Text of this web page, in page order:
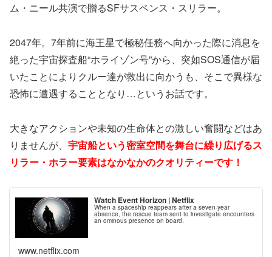
ム・ニール共演で贈るSFサスペンス・スリラー。
2047年。7年前に海王星で極秘任務へ向かった際に消息を
絶った宇宙探査船“ホライゾン号”から、突如SOS通信が届
いたことによりクルー達が救出に向かうも、そこで異様な
恐怖に遭遇することとなり…というお話です。
大きなアクションや未知の生命体との激しい奮闘などはあ
りませんが、 宇宙船という密室空間を舞台に繰り広げるス
リラー・ホラー要素はなかなかのクオリティーです！
Watch Event Horizon | Netflix
When a spaceship reappears after a seven-year
absence, the rescue team sent to investigate encounters
an ominous presence on board.
www.netflix.com